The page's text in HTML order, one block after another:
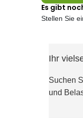
Es gibt
Stellen Sie
Ihr
Suchen
und